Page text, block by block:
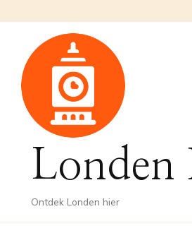
Londen
Ontdek Londen hier